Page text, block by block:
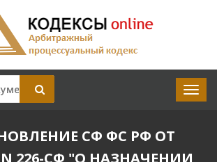
СФ ФС РФ ОТ
N 226-СФ "О НАЗНАЧЕНИИ